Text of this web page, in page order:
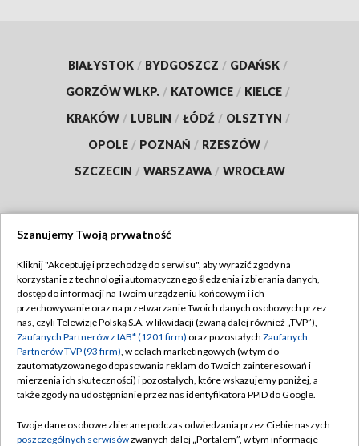
BIAŁYSTOK / BYDGOSZCZ / GDAŃSK /
GORZÓW WLKP. / KATOWICE / KIELCE /
KRAKÓW / LUBLIN / ŁÓDŹ / OLSZTYN /
OPOLE / POZNAŃ / RZESZÓW /
SZCZECIN / WARSZAWA / WROCŁAW
TVP
Abonament TVP
Emisja w TVP
Centrum informacji TVP
Naziemna Telewizja Cyfrowa
Rada Programowa
Regulamin TVP
Polityka prywatności
Moje zgody
Pomoc
Kontakt
Szanujemy Twoją prywatność
Kliknij "Akceptuję i przechodzę do serwisu", aby wyrazić zgody na
korzystanie z technologii automatycznego śledzenia i zbierania danych,
dostęp do informacji na Twoim urządzeniu końcowym i ich
przechowywanie oraz na przetwarzanie Twoich danych osobowych przez
nas, czyli Telewizję Polską S.A. w likwidacji (zwaną dalej również „TVP”),
Zaufanych Partnerów z IAB* (1201 firm) oraz pozostałych Zaufanych
Partnerów TVP (93 firm), w celach marketingowych (w tym do
zautomatyzowanego dopasowania reklam do Twoich zainteresowań i
mierzenia ich skuteczności) i pozostałych, które wskazujemy poniżej, a
także zgody na udostępnianie przez nas identyfikatora PPID do Google.
Twoje dane osobowe zbierane podczas odwiedzania przez Ciebie naszych
poszczególnych serwisówzwanych dalej „Portalem”, w tym informacje